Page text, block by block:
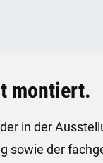
montiert.
in der
sowie der